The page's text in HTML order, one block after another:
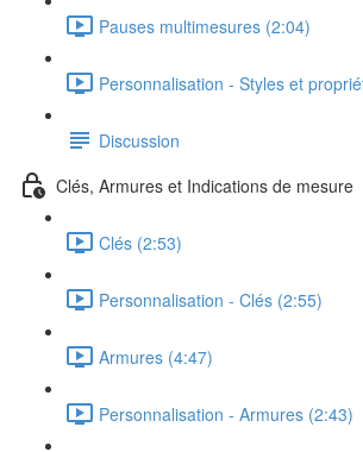
Pauses multimesures (2:04)
Personnalisation - Styles et
Discussion
Clés, Armures et Indications de mesure
Clés (2:53)
Personnalisation - Clés (2:55)
Armures (4:47)
Personnalisation - Armures (2:43)